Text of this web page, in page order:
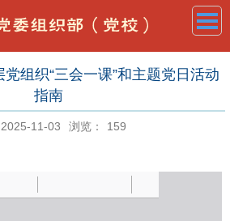
组织“三会一课”和主题党日活动
指南
11-03 浏览： 159